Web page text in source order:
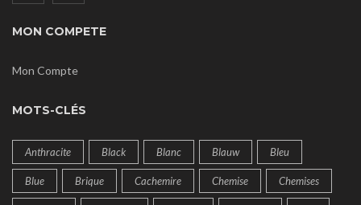
MON COMPETE
Mon Compte
MOTS-CLÉS
Anthracite Black Blanc Blauw Bleu
Blue Brique Cachemire Chemise Chemises